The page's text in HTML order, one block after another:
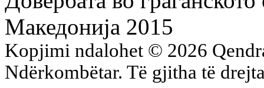
Македонија 2015
Kopjimi ndalohet © 2026
Ndërkombëtar. Të gjitha të